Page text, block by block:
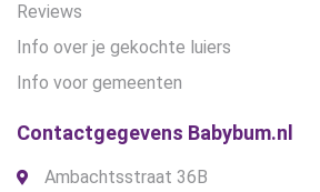
Reviews
Info over je gekochte luiers
Info voor gemeenten
Contactgegevens Babybum.nl
Ambachtsstraat 36B